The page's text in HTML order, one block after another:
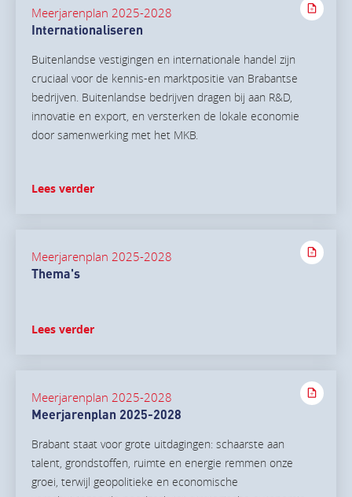
Meerjarenplan 2025-2028
Internationaliseren
Buitenlandse vestigingen en internationale handel zijn
cruciaal voor de kennis-en marktpositie van Brabantse
bedrijven. Buitenlandse bedrijven dragen bij aan R&D,
innovatie en export, en versterken de lokale economie
door samenwerking met het MKB.
Lees verder
Meerjarenplan 2025-2028
Thema's
Lees verder
Meerjarenplan 2025-2028
Meerjarenplan 2025-2028
Brabant staat voor grote uitdagingen: schaarste aan
talent, grondstoffen, ruimte en energie remmen onze
groei, terwijl geopolitieke en economische